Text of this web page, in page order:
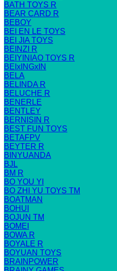
BATH TOYS R
BEAR CARD R
BEBOY
BEI EN LE TOYS
BEI JIA TOYS
BEINZI R
BEIYINIAO TOYS R
BEIxINGxIN
BELA
BELINDA R
BELUCHE R
BENERLE
BENTLEY
BERNISIN R
BEST FUN TOYS
BETAFPV
BEYTER R
BINYUANDA
BJL
BM R
BO YOU YI
BO ZHI YU TOYS TM
BOATMAN
BOHUI
BOJUN TM
BOMEI
BOWA R
BOYALE R
BOYUAN TOYS
BRAINPOWER